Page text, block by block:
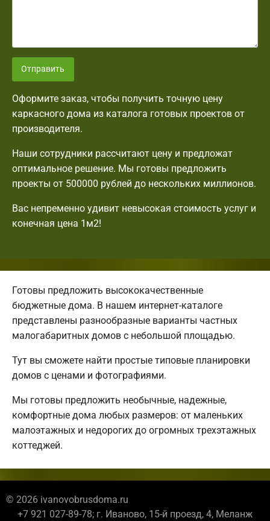
Отправить
Оформите заказ, чтобы получить точную цену
каркасного дома из каталога готовых проектов от
производителя.
Наши сотрудники рассчитают цену и предложат
оптимальное решение. Мы готовы предложить
проекты от 500000 рублей до нескольких миллионов.
Вас непременно удивит невысокая стоимость услуг и
конечная цена 1м2!
Готовы предложить высококачественные
бюджетные дома. В нашем интернет-каталоге
представлены разнообразные варианты частных
малогабаритных домов с небольшой площадью.
Тут вы сможете найти простые типовые планировки
домов с ценами и фотографиями.
Мы готовы предложить необычные, надежные,
комфортные дома любых размеров: от маленьких
малоэтажных и недорогих до огромных трехэтажных
коттеджей.
© 2026 ivanovobrusdoma.ru
+7 921 027-89-78; г. Иваново, 15-й проезд, 4, Меланж